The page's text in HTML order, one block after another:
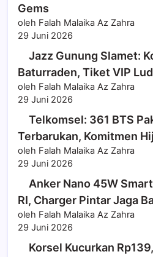
Gems
oleh Falah Malaika Az Zahra
29 Juni 2026
Jazz Gunung Slamet:
Baturraden, Tiket VIP
oleh Falah Malaika Az Zahra
29 Juni 2026
Telkomsel: 361 BTS
Terbarukan, Komitmen
oleh Falah Malaika Az Zahra
29 Juni 2026
Anker Nano 45W
RI, Charger Pintar Jaga
oleh Falah Malaika Az Zahra
29 Juni 2026
Korsel Kucurkan